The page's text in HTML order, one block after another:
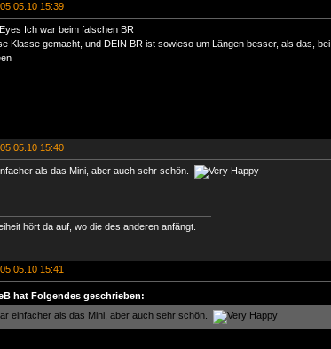
05.05.10 15:39
Ich war beim falschen BR
Klasse gemacht, und DEIN BR ist sowieso um Längen besser, als das,
05.05.10 15:40
als das Mini, aber auch sehr schön.
hört da auf, wo die des anderen anfängt.
05.05.10 15:41
hat Folgendes geschrieben:
einfacher als das Mini, aber auch sehr schön.